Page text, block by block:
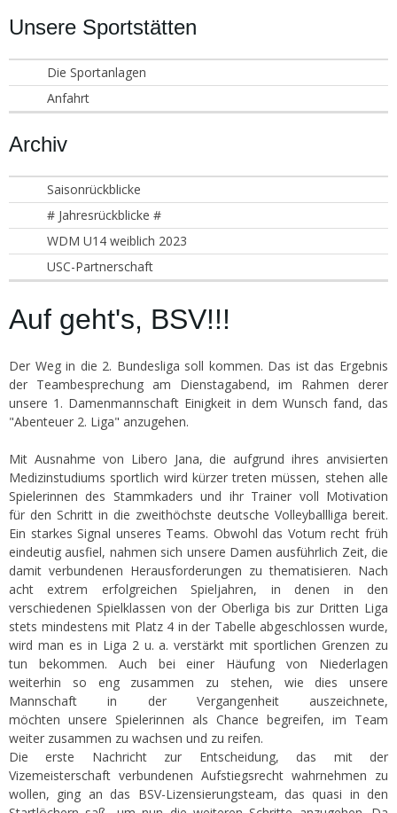
Unsere Sportstätten
Die Sportanlagen
Anfahrt
Archiv
Saisonrückblicke
# Jahresrückblicke #
WDM U14 weiblich 2023
USC-Partnerschaft
Auf geht's, BSV!!!
Der Weg in die 2. Bundesliga soll kommen. Das ist das Ergebnis
der Teambesprechung am Dienstagabend, im Rahmen derer
unsere 1. Damenmannschaft Einigkeit in dem Wunsch fand, das
"Abenteuer 2. Liga" anzugehen.
Mit Ausnahme von Libero Jana, die aufgrund ihres anvisierten
Medizinstudiums sportlich wird kürzer treten müssen, stehen alle
Spielerinnen des Stammkaders und ihr Trainer voll Motivation
für den Schritt in die zweithöchste deutsche Volleyballliga bereit.
Ein starkes Signal unseres Teams. Obwohl das Votum recht früh
eindeutig ausfiel, nahmen sich unsere Damen ausführlich Zeit, die
damit verbundenen Herausforderungen zu thematisieren. Nach
acht extrem erfolgreichen Spieljahren, in denen in den
verschiedenen Spielklassen von der Oberliga bis zur Dritten Liga
stets mindestens mit Platz 4 in der Tabelle abgeschlossen wurde,
wird man es in Liga 2 u. a. verstärkt mit sportlichen Grenzen zu
tun bekommen. Auch bei einer Häufung von Niederlagen
weiterhin so eng zusammen zu stehen, wie dies unsere
Mannschaft in der Vergangenheit auszeichnete,
möchten unsere Spielerinnen als Chance begreifen, im Team
weiter zusammen zu wachsen und zu reifen.
Die erste Nachricht zur Entscheidung, das mit der
Vizemeisterschaft verbundenen Aufstiegsrecht wahrnehmen zu
wollen, ging an das BSV-Lizensierungsteam, das quasi in den